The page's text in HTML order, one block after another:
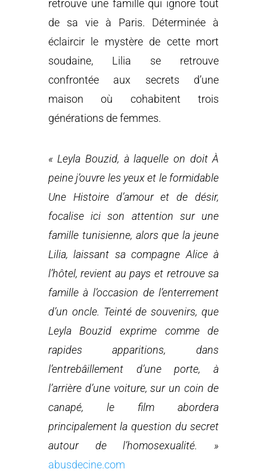
retrouve une famille qui ignore tout
de sa vie à Paris. Déterminée à
éclaircir le mystère de cette mort
soudaine, Lilia se retrouve
confrontée aux secrets d’une
maison où cohabitent trois
générations de femmes.
« Leyla Bouzid, à laquelle on doit À
peine j’ouvre les yeux et le formidable
Une Histoire d’amour et de désir,
focalise ici son attention sur une
famille tunisienne, alors que la jeune
Lilia, laissant sa compagne Alice à
l’hôtel, revient au pays et retrouve sa
famille à l’occasion de l’enterrement
d’un oncle. Teinté de souvenirs, que
Leyla Bouzid exprime comme de
rapides apparitions, dans
l’entrebâillement d’une porte, à
l’arrière d’une voiture, sur un coin de
canapé, le film abordera
principalement la question du secret
autour de l’homosexualité. »
abusdecine.com